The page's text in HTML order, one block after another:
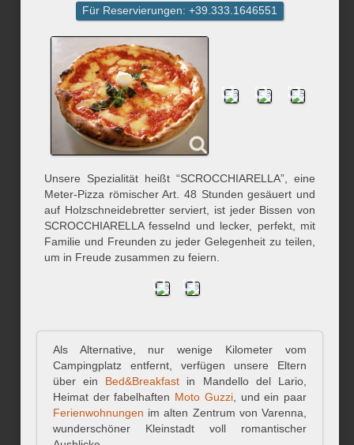
Für Reservierungen: +39.333.1646551
Unsere Spezialität heißt “SCROCCHIARELLA”, eine
Meter-Pizza römischer Art. 48 Stunden gesäuert und
auf Holzschneidebretter serviert, ist jeder Bissen von
SCROCCHIARELLA fesselnd und lecker, perfekt, mit
Familie und Freunden zu jeder Gelegenheit zu teilen,
um in Freude zusammen zu feiern.
Als Alternative, nur wenige Kilometer vom
Campingplatz entfernt, verfügen unsere Eltern
über ein
Bed&Breakfast in Mandello del Lario,
Heimat der fabelhaften Moto Guzzi, und ein paar
Ferienwohnungen im alten Zentrum von Varenna,
wunderschöner Kleinstadt voll romantischer